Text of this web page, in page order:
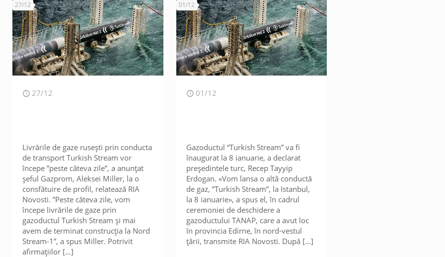
27/12
27/12
Livrările de gaze rusești prin conducta
de transport Turkish Stream vor
începe ”peste câteva zile”, a anunțat
șeful Gazprom, Aleksei Miller, la o
consfătuire de profil, relatează RIA
Novosti. ”Peste câteva zile, vom
începe livrările de gaze prin
gazoductul Turkish Stream și mai
avem de terminat construcția la Nord
Stream-1”, a spus Miller. Potrivit
afirmațiilor […]
01/12
01/12
Gazoductul “Turkish Stream” va fi
înaugurat la 8 ianuarie, a declarat
președintele turc, Recep Tayyip
Erdogan. «Vom lansa o altă conductă
de gaz, ”Turkish Stream”, la Istanbul,
la 8 ianuarie», a spus el, în cadrul
ceremoniei de deschidere a
gazoductului TANAP, care a avut loc
în provincia Edirne, în nord-vestul
țării, transmite RIA Novosti. După […]